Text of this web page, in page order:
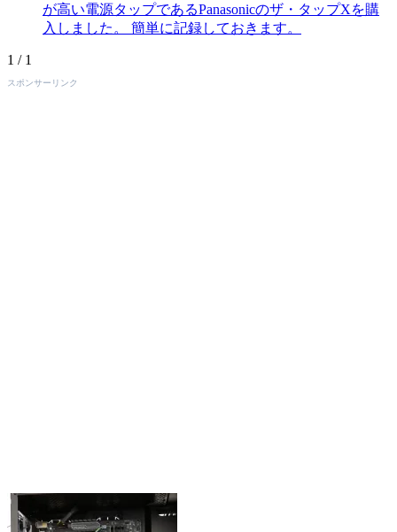
が高い電源タップであるPanasonicのザ・タップXを購
入しました。 簡単に記録しておきます。
1 / 1
スポンサーリンク